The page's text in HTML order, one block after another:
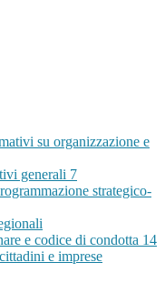
su organizzazione e
generali 7
strategico-
e codice di condotta 14
e imprese